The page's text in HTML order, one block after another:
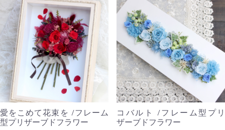
愛をこめて花束を /フレーム
型プリザーブドフラワー
コバルト /フレーム型プリ
ザーブドフラワー